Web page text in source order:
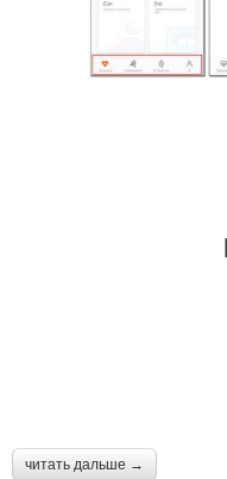
читать дальше →